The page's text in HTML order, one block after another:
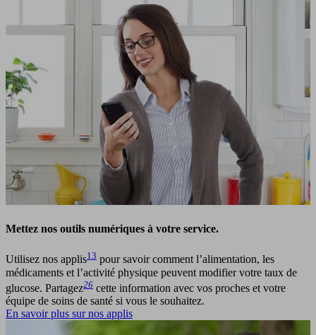
Mettez nos outils numériques à votre service.
Utilisez nos applis13 pour savoir comment l’alimentation, les
médicaments et l’activité physique peuvent modifier votre taux de
glucose. Partagez26 cette information avec vos proches et votre
équipe de soins de santé si vous le souhaitez.
En savoir plus sur nos applis